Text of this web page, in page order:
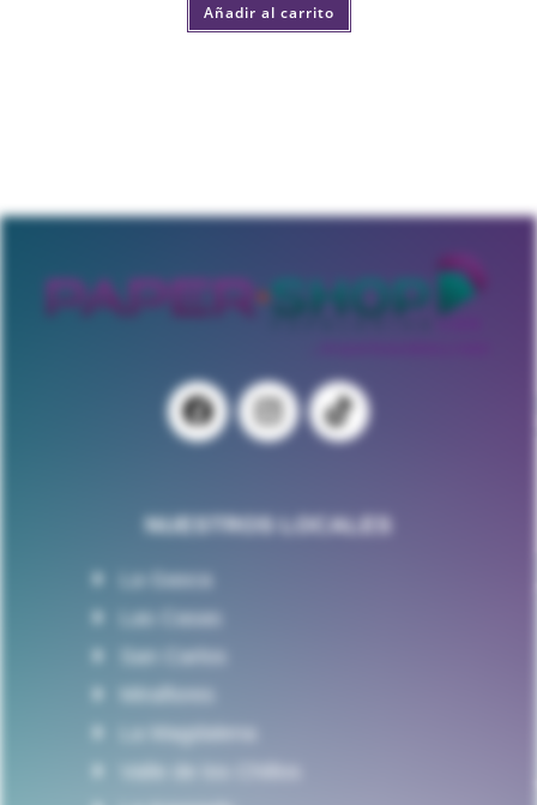
Añadir al carrito
NUESTROS LOCALES
La Gasca
Las Casas
San Carlos
Miraflores
La Magdalena
Valle de los Chillos